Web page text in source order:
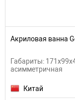
Акриловая ванна
Габариты:
асимметричная
Китай